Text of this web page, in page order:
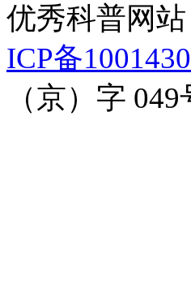
优秀科普网站
ICP备
（京）字 049